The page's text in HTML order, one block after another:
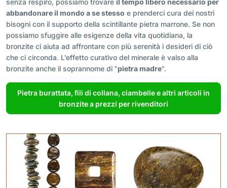
abbandonare il mondo a se stesso e prenderci cura dei nostri
bisogni con il supporto della scintillante pietra marrone. Se non
possiamo sfuggire alle esigenze della vita quotidiana, la
bronzite ci aiuta ad affrontare con più serenità i desideri di ciò
che ci circonda. L'effetto curativo del minerale è valso alla
bronzite anche il soprannome di "pietra madre".
Pietra burattata, fili di collana, ciambelle e altri articoli in
bronzite a prezzi per rivenditori